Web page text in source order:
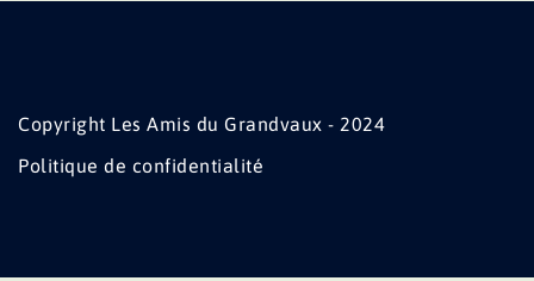
Copyright Les Amis du Grandvaux - 2024
Politique de confidentialité